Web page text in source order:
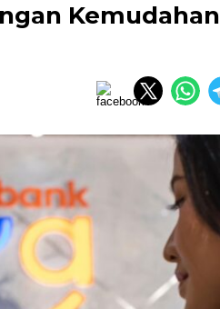
Kemudahan